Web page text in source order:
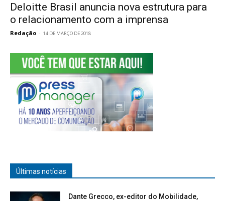
Deloitte Brasil anuncia nova estrutura para
o relacionamento com a imprensa
Redação - 14 DE MARÇO DE 2018
Últimas notícias
Dante Grecco, ex-editor do Mobilidade,